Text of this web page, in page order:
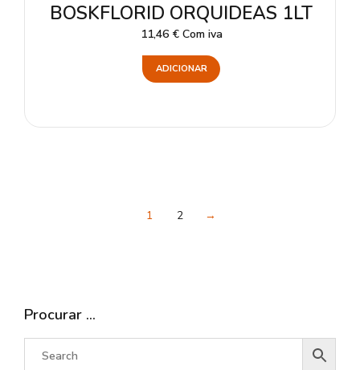
BOSKFLORID ORQUIDEAS 1LT
11,46 € Com iva
ADICIONAR
1 2 →
Procurar …